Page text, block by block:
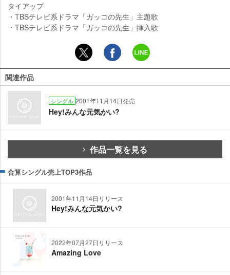
タイアップ
・TBSテレビ系ドラマ「ガッコの先生」主題歌
・TBSテレビ系ドラマ「ガッコの先生」挿入歌
関連作品
シングル 2001年11月14日発売
Hey!みんな元気かい?
作品一覧を見る
合算シングル売上TOP3作品
2001年11月14日リリース
Hey!みんな元気かい?
2022年07月27日リリース
Amazing Love